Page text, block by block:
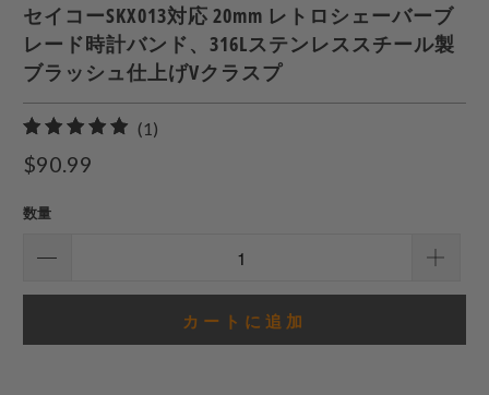
セイコーSKX013対応 20mm レトロシェーバーブ
レード時計バンド、316Lステンレススチール製
ブラッシュ仕上げVクラスプ
(1)
ー
$90.99
数量
カートに追加